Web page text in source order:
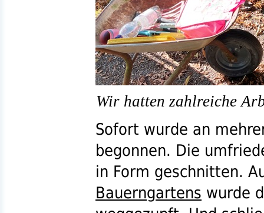
Wir hatten zahlreiche
Sofort wurde an
begonnen. Die
in Form geschnitten.
Bauerngartens wurde